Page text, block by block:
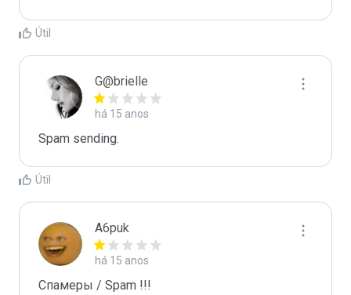
Útil
G@brielle
há 15 anos
Spam sending.
Útil
A6puk
há 15 anos
Спамеры / Spam !!!